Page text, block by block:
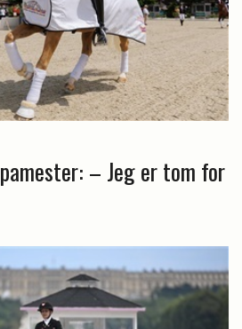
– Jeg er tom for